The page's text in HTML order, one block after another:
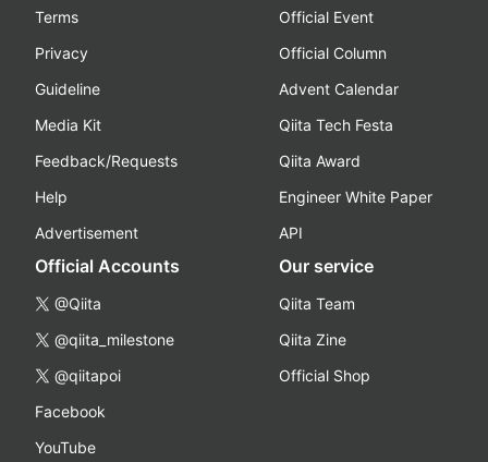
Terms
Privacy
Guideline
Media Kit
Feedback/Requests
Help
Advertisement
Official Event
Official Column
Advent Calendar
Qiita Tech Festa
Qiita Award
Engineer White Paper
API
Official Accounts
@Qiita
@qiita_milestone
@qiitapoi
Facebook
YouTube
Our service
Qiita Team
Qiita Zine
Official Shop